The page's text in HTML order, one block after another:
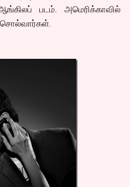
படம். அமெரிக்காவில்